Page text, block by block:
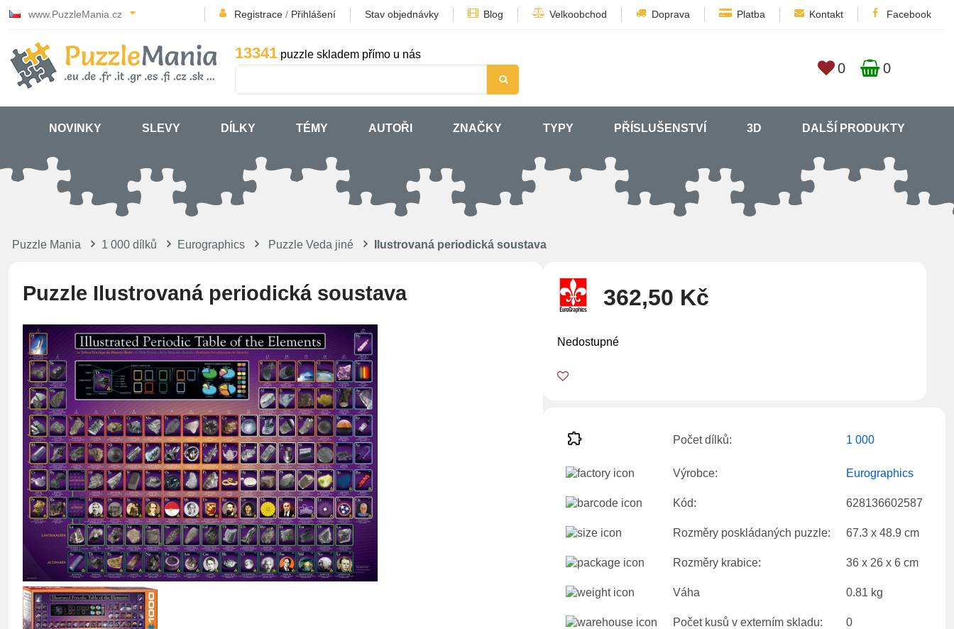
www.PuzzleMania.cz Registrace / Přihlášení Stav objednávky Blog Velkoobchod Doprava Platba Kontakt Facebook
13341 puzzle skladem přímo u nás
0 0
NOVINKY SLEVY DÍLKY TÉMY AUTOŘI ZNAČKY TYPY PŘÍSLUŠENSTVÍ 3D DALŠÍ PRODUKTY
Puzzle Mania 1 000 dílků Eurographics Puzzle Veda jiné Ilustrovaná periodická soustava
Puzzle Ilustrovaná periodická soustava 362,50 Kč
Nedostupné
Počet dílků: 1 000
Výrobce: Eurographics
Kód: 628136602587
Rozměry poskládaných puzzle: 67.3 x 48.9 cm
Rozměry krabice: 36 x 26 x 6 cm
Váha 0.81 kg
Počet kusů v externím skladu: 0